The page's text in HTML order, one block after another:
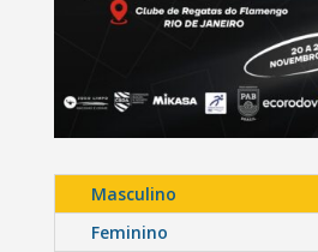
Masculino
Feminino